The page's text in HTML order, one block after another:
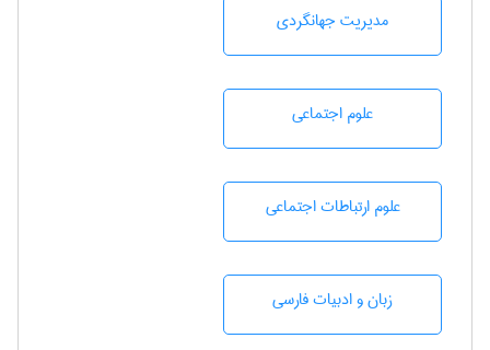
مديريت جهانگردی
علوم اجتماعی
علوم ارتباطات اجتماعی
زبان و ادبيات فارسی